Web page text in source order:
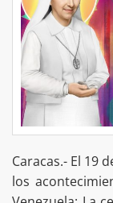
Caracas.- El 19
los